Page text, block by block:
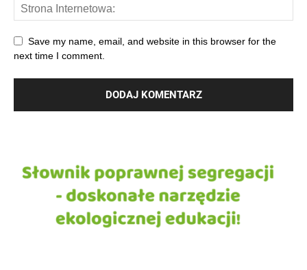
Save my name, email, and website in this browser for the
next time I comment.